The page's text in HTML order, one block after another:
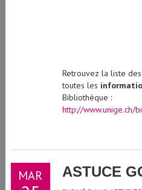
Retrouvez la liste
toutes les
Bibliothèque :
http://www.unige.ch/
MAR ASTUCE